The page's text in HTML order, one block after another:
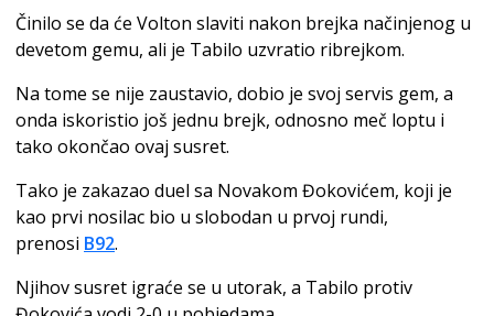
Činilo se da će Volton slaviti nakon brejka načinjenog u
devetom gemu, ali je Tabilo uzvratio ribrejkom.
Na tome se nije zaustavio, dobio je svoj servis gem, a
onda iskoristio još jednu brejk, odnosno meč loptu i
tako okončao ovaj susret.
Tako je zakazao duel sa Novakom Đokovićem, koji je
kao prvi nosilac bio u slobodan u prvoj rundi,
prenosi B92.
Njihov susret igraće se u utorak, a Tabilo protiv